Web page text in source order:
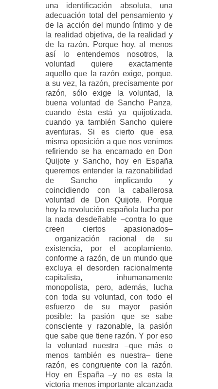
una identificación absoluta, una
adecuación total del pensamiento y
de la acción del mundo íntimo y de
la realidad objetiva, de la realidad y
de la razón. Porque hoy, al menos
así lo entendemos nosotros, la
voluntad quiere exactamente
aquello que la razón exige, porque,
a su vez, la razón, precisamente por
razón, sólo exige la voluntad, la
buena voluntad de Sancho Panza,
cuando ésta está ya quijotizada,
cuando ya también Sancho quiere
aventuras. Si es cierto que esa
misma oposición a que nos venimos
refiriendo se ha encarnado en Don
Quijote y Sancho, hoy en España
queremos entender la razonabilidad
de Sancho implicando y
coincidiendo con la caballerosa
voluntad de Don Quijote. Porque
hoy la revolución española lucha por
la nada desdeñable –contra lo que
creen ciertos apasionados–
organización racional de su
existencia, por el acoplamiento,
conforme a razón, de un mundo que
excluya el desorden racionalmente
capitalista, inhumanamente
monopolista, pero, además, lucha
con toda su voluntad, con todo el
esfuerzo de su mayor pasión
posible: la pasión que se sabe
consciente y razonable, la pasión
que sabe que tiene razón. Y por eso
la voluntad nuestra –que más o
menos también es nuestra– tiene
razón, es congruente con la razón.
Hoy en España –y no es esta la
victoria menos importante alcanzada